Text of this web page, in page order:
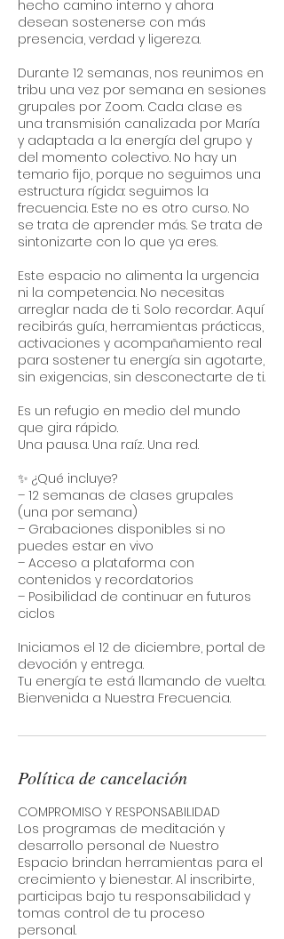
o
hecho camino interno y ahora
desean sostenerse con más
presencia, verdad y ligereza.
Durante 12 semanas, nos reunimos en
tribu una vez por semana en sesiones
grupales por Zoom. Cada clase es
una transmisión canalizada por María
y adaptada a la energía del grupo y
del momento colectivo. No hay un
temario fijo, porque no seguimos una
estructura rígida: seguimos la
frecuencia. Este no es otro curso. No
se trata de aprender más. Se trata de
sintonizarte con lo que ya eres.
Este espacio no alimenta la urgencia
ni la competencia. No necesitas
arreglar nada de ti. Solo recordar. Aquí
recibirás guía, herramientas prácticas,
activaciones y acompañamiento real
para sostener tu energía sin agotarte,
sin exigencias, sin desconectarte de ti.
Es un refugio en medio del mundo
que gira rápido.
Una pausa. Una raíz. Una red.
✨ ¿Qué incluye?
– 12 semanas de clases grupales
(una por semana)
– Grabaciones disponibles si no
puedes estar en vivo
– Acceso a plataforma con
contenidos y recordatorios
– Posibilidad de continuar en futuros
ciclos
Iniciamos el 12 de diciembre, portal de
devoción y entrega.
Tu energía te está llamando de vuelta.
Bienvenida a Nuestra Frecuencia.
Política de cancelación
COMPROMISO Y RESPONSABILIDAD
Los programas de meditación y
desarrollo personal de Nuestro
Espacio brindan herramientas para el
crecimiento y bienestar. Al inscribirte,
participas bajo tu responsabilidad y
tomas control de tu proceso
personal.